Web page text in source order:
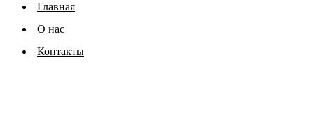
Главная
О нас
Контакты